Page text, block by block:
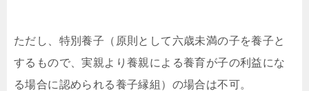
ただし、特別養子（原則として六歳未満の子を養子と
するもので、実親より養親による養育が子の利益にな
る場合に認められる養子縁組）の場合は不可。